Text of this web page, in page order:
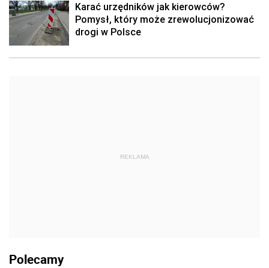
Karać urzędników jak kierowców?
Pomysł, który może zrewolucjonizować
drogi w Polsce
REKLAMA
Polecamy